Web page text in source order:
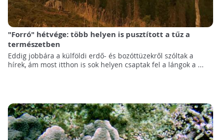
"Forró" hétvége: több helyen is pusztított a tűz a
természetben
Eddig jobbára a külföldi erdő- és bozóttüzekről szóltak a
hírek, ám most itthon is sok helyen csaptak fel a lángok a ...